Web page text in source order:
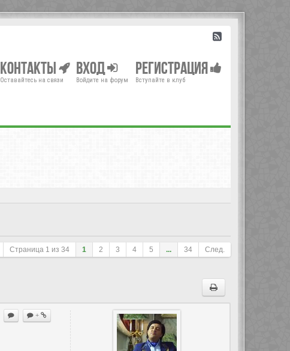
Контакты
Оставайтесь на связи
Вход
Войдите на форум
Регистрация
Вступайте в клуб
Страница 1 из 34 1 2 3 4 5 ... 34 След.
+